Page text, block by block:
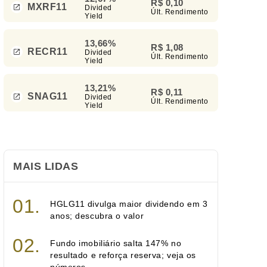
MXRF11
Divided
Yield
R$ 0,10
Últ. Rendimento
RECR11
13,66%
Divided
Yield
R$ 1,08
Últ. Rendimento
SNAG11
13,21%
Divided
Yield
R$ 0,11
Últ. Rendimento
MAIS LIDAS
HGLG11 divulga maior dividendo em 3
anos; descubra o valor
Fundo imobiliário salta 147% no
resultado e reforça reserva; veja os